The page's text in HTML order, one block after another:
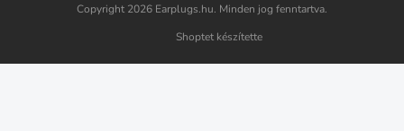
Shoptet készítette
Copyright 2026 Earplugs.hu. Minden jog fenntartva.